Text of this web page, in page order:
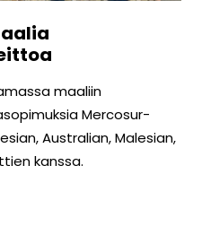
maaliin
Mercosur-
Australian, Malesian,
kanssa.